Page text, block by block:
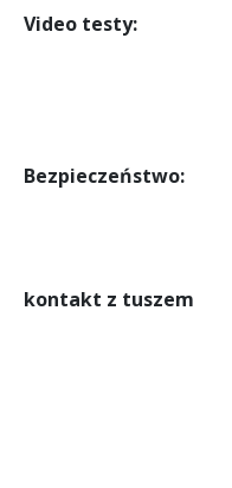
Video testy:
Bezpieczeństwo:
kontakt z tuszem